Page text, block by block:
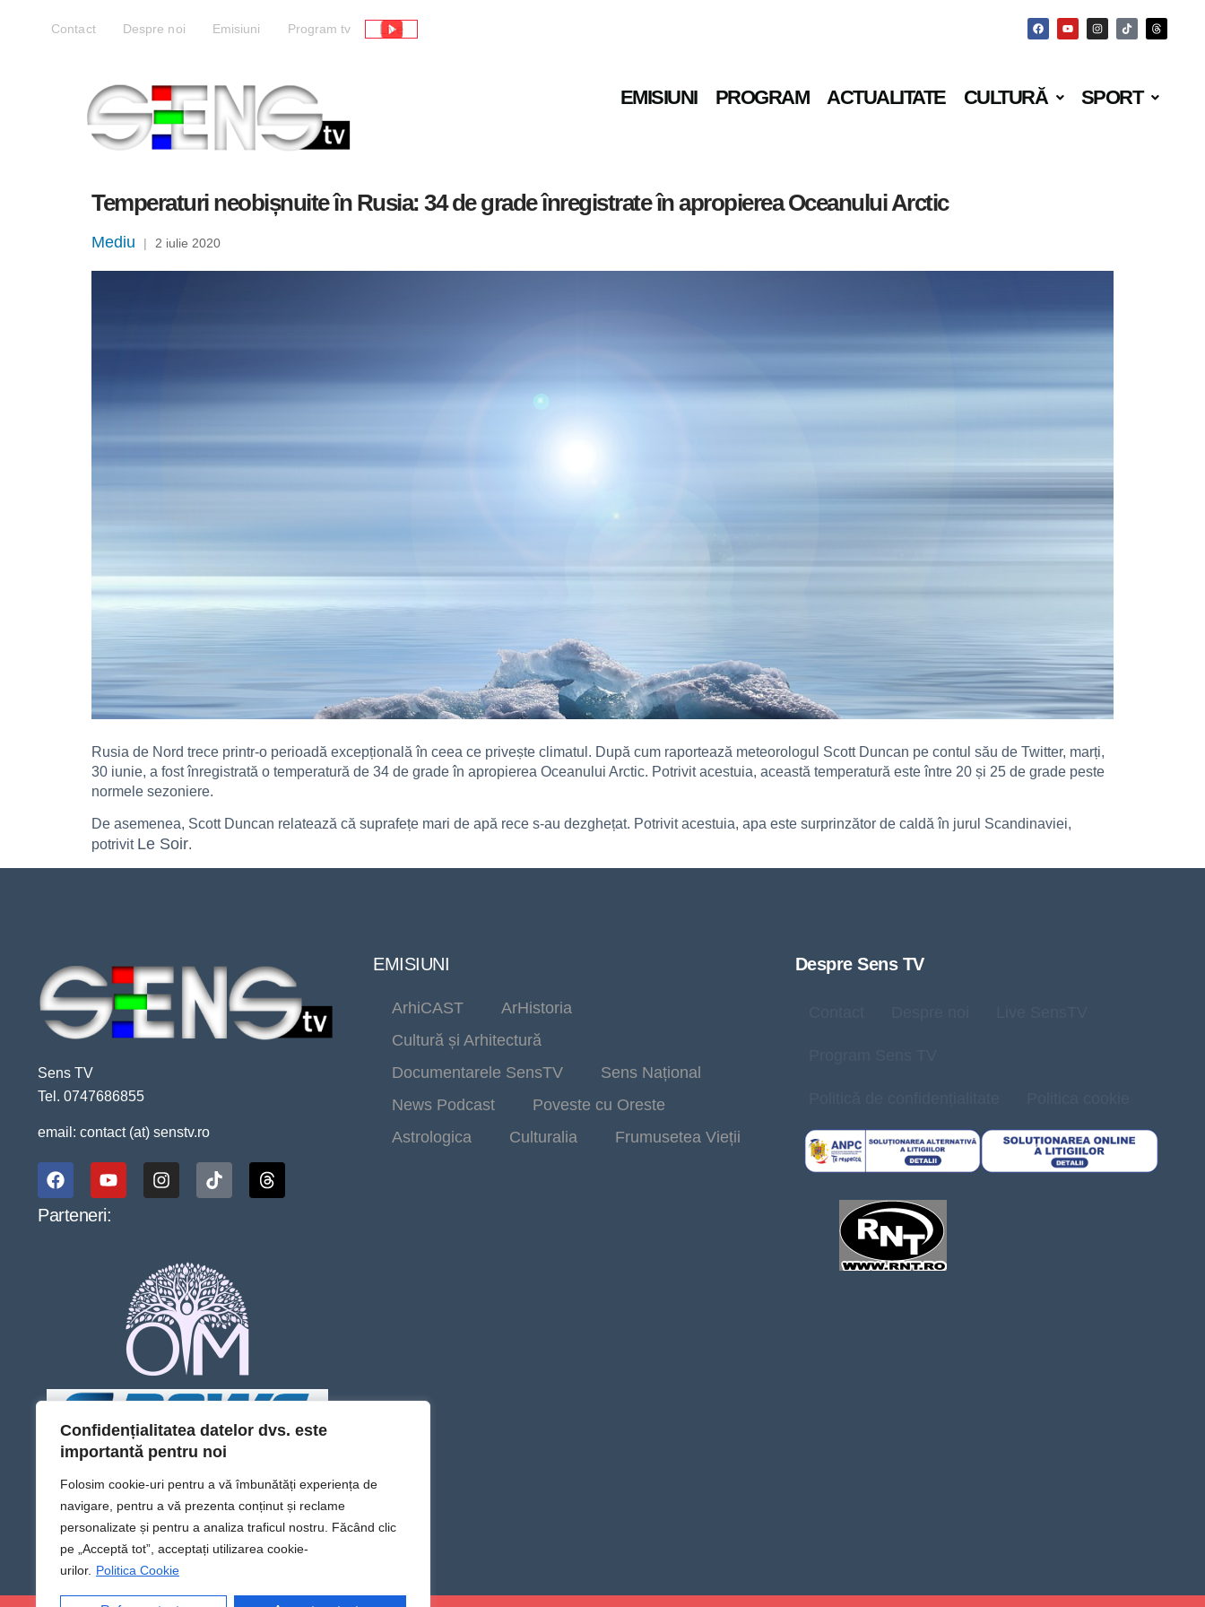
Confidențialitatea datelor dvs. este
importantă pentru noi
Folosim cookie-uri pentru a vă îmbunătăți experiența de
navigare, pentru a vă prezenta conținut și reclame
personalizate și pentru a analiza traficul nostru. Făcând clic
pe „Acceptă tot”, acceptați utilizarea cookie-
urilor. Politica Cookie
Contact Despre noi Emisiuni Program tv Live
EMISIUNI PROGRAM ACTUALITATE CULTURĂ SPORT
Temperaturi neobișnuite în Rusia: 34 de grade înregistrate în apropierea Oceanului Arctic
Mediu | 2 iulie 2020
Rusia de Nord trece printr-o perioadă excepțională în ceea ce privește climatul. După cum raportează meteorologul Scott Duncan pe contul său de Twitter, marți,
30 iunie, a fost înregistrată o temperatură de 34 de grade în apropierea Oceanului Arctic. Potrivit acestuia, această temperatură este între 20 și 25 de grade peste
normele sezoniere.
De asemenea, Scott Duncan relatează că suprafețe mari de apă rece s-au dezghețat. Potrivit acestuia, apa este surprinzător de caldă în jurul Scandinaviei,
potrivit Le Soir.
Sens TV
Tel. 0747686855
email: contact (at) senstv.ro
Parteneri:
EMISIUNI
ArhiCAST
ArHistoria
Cultură și Arhitectură
Documentarele SensTV
Sens Național
News Podcast
Poveste cu Oreste
Astrologica
Culturalia Frumusetea Vieții
Despre Sens TV